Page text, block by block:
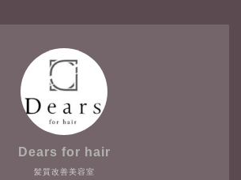
髪質改善美容室
Dears for hair